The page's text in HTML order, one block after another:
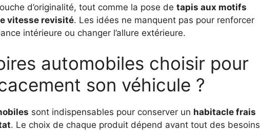
d’originalité, tout comme la pose de tapis aux motifs
vitesse revisité. Les idées ne manquent pas pour renforcer
intérieure ou changer l’allure extérieure.
automobiles choisir pour
son véhicule ?
sont indispensables pour conserver un habitacle frais
. Le choix de chaque produit dépend avant tout des besoins